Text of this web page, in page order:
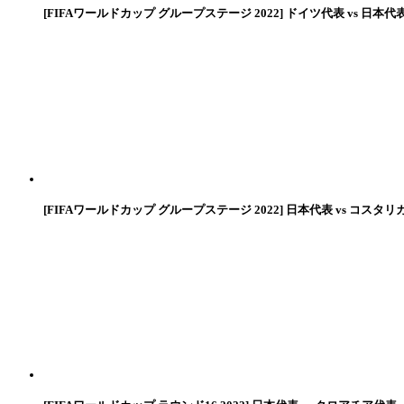
[FIFAワールドカップ グループステージ 2022] ドイツ代表 vs 日本代
[FIFAワールドカップ グループステージ 2022] 日本代表 vs コスタリ